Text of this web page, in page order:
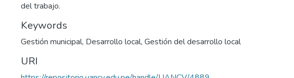
del trabajo.
Keywords
Gestión municipal, Desarrollo local, Gestión del desarrollo local
URI